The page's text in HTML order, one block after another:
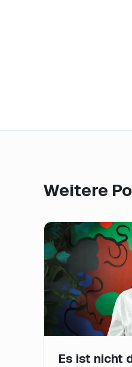
Weitere
Es ist nicht